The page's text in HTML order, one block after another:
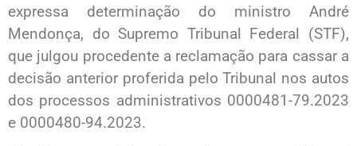
expressa determinação do ministro André
Mendonça, do Supremo Tribunal Federal (STF),
que julgou procedente a reclamação para cassar a
decisão anterior proferida pelo Tribunal nos autos
dos processos administrativos 0000481-79.2023
e 0000480-94.2023.